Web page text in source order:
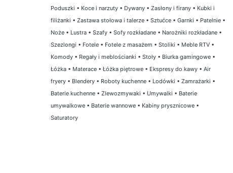
Poduszki • Koce i narzuty • Dywany • Zasłony i firany • Kubki i
filiżanki • Zastawa stołowa i talerze • Sztućce • Garnki • Patelnie •
Noże • Lustra • Szafy • Sofy rozkładane • Narożniki rozkładane •
Szezlongi • Fotele • Fotele z masażem • Stoliki • Meble RTV •
Komody • Regały i meblościanki • Stoły • Biurka gamingowe •
Łóżka • Materace • Łóżka piętrowe • Ekspresy do kawy • Air
fryery • Blendery • Roboty kuchenne • Lodówki • Zamrażarki •
Baterie kuchenne • Zlewozmywaki • Umywalki • Baterie
umywalkowe • Baterie wannowe • Kabiny prysznicowe •
Saturatory